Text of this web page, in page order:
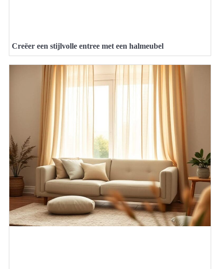
Creëer een stijlvolle entree met een halmeubel